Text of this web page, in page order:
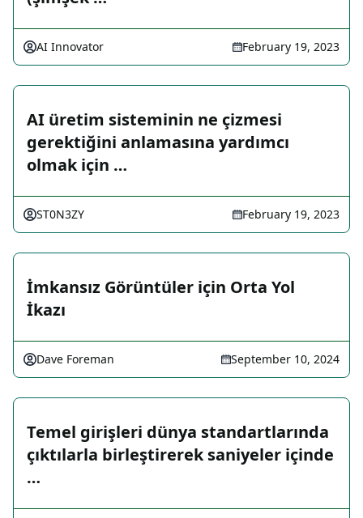
AI Innovator February 19, 2023
AI üretim sisteminin ne çizmesi
gerektiğini anlamasına yardımcı
olmak için …
ST0N3ZY February 19, 2023
İmkansız Görüntüler için Orta Yol
İkazı
Dave Foreman September 10, 2024
Temel girişleri dünya standartlarında
çıktılarla birleştirerek saniyeler içinde
…